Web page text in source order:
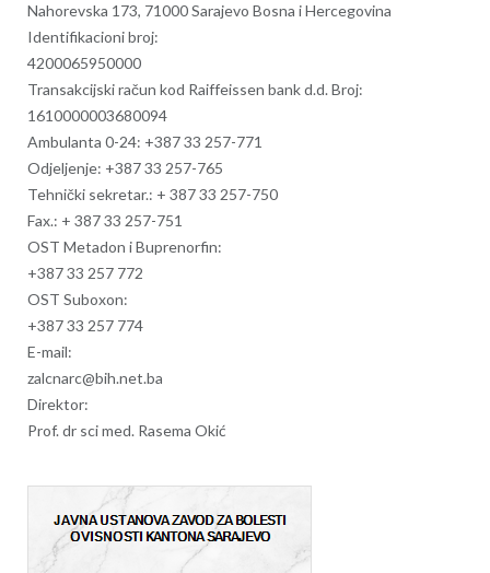
Nahorevska 173, 71000 Sarajevo Bosna i Hercegovina
Identifikacioni broj:
4200065950000
Transakcijski račun kod Raiffeissen bank d.d. Broj:
1610000003680094
Ambulanta 0-24: +387 33 257-771
Odjeljenje: +387 33 257-765
Tehnički sekretar.: + 387 33 257-750
Fax.: + 387 33 257-751
OST Metadon i Buprenorfin:
+387 33 257 772
OST Suboxon:
+387 33 257 774
E-mail:
zalcnarc@bih.net.ba
Direktor:
Prof. dr sci med. Rasema Okić